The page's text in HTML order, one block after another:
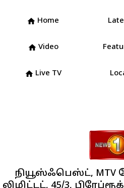
நியூஸ்ஃபெஸ்ட், MTV
லிமிட்டட், 45/3,
home Home
home Video
home Live TV